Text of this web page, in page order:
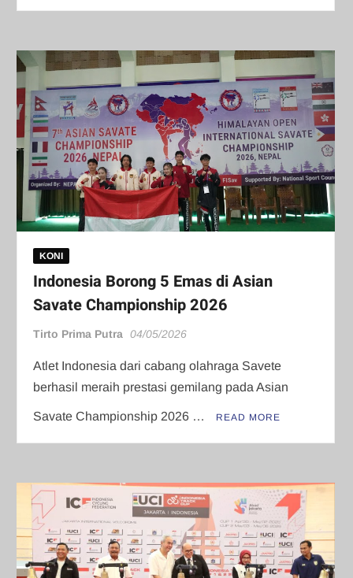
KONI
Indonesia Borong 5 Emas di Asian
Savate Championship 2026
Tirto Prima Putra 04/05/2026
Atlet Indonesia dari cabang olahraga Savete
berhasil meraih prestasi gemilang pada Asian
Savate Championship 2026 … READ MORE